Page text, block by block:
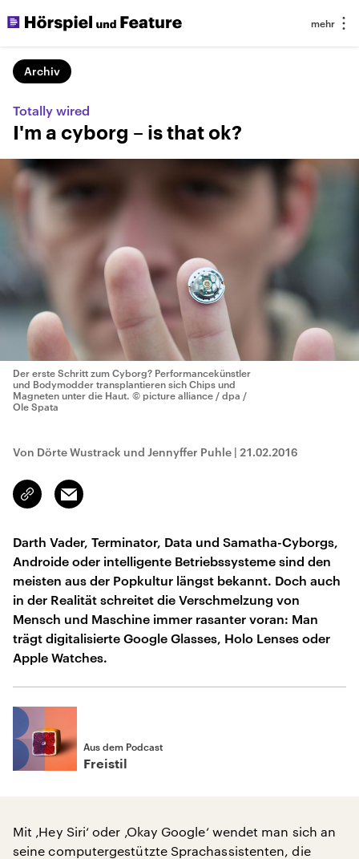
Archiv
Totally wired
I'm a cyborg – is that ok?
Der erste Schritt zum Cyborg? Performancekünstler
und Bodymodder transplantieren sich Chips und
Magneten unter die Haut. © picture alliance / dpa /
Ole Spata
Von Dörte Wustrack und Jennyffer Puhle | 21.02.2016
Link
kopieren/teilen
Email
Darth Vader, Terminator, Data und Samatha-Cyborgs,
Androide oder intelligente Betriebssysteme sind den
meisten aus der Popkultur längst bekannt. Doch auch
in der Realität schreitet die Verschmelzung von
Mensch und Maschine immer rasanter voran: Man
trägt digitalisierte Google Glasses, Holo Lenses oder
Apple Watches.
Aus dem Podcast
Freistil
Mit ‚Hey Siri‘ oder ‚Okay Google‘ wendet man sich an
seine computergestützte Sprachassistenten, die